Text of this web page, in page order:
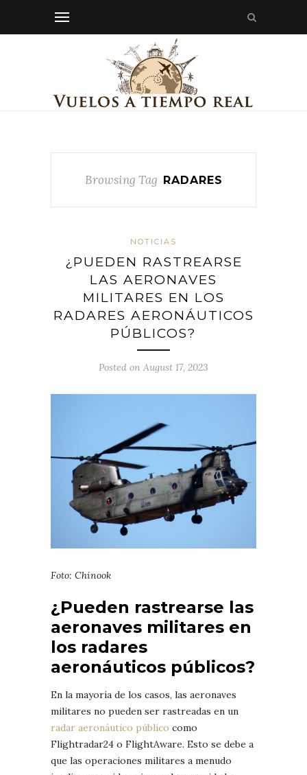
Browsing Tag RADARES
NOTICIAS
¿PUEDEN RASTREARSE
LAS AERONAVES
MILITARES EN LOS
RADARES AERONÁUTICOS
PÚBLICOS?
Posted on August 17, 2023
Foto: Chinook
¿Pueden rastrearse las
aeronaves militares en
los radares
aeronáuticos públicos?
En la mayoría de los casos, las aeronaves
militares no pueden ser rastreadas en un
radar aeronáutico público como
Flightradar24 o FlightAware. Esto se debe a
que las operaciones militares a menudo